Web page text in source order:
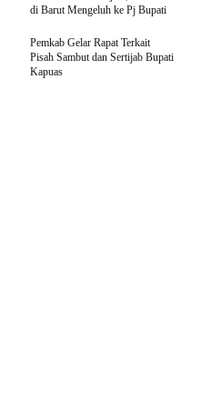
di Barut Mengeluh ke Pj Bupati
Pemkab Gelar Rapat Terkait
Pisah Sambut dan Sertijab Bupati
Kapuas